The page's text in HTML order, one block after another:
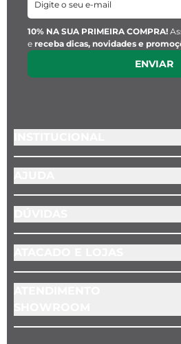
10% NA SUA PRIMEIRA COMPRA!
e receba dicas, novidades e
ENVIAR